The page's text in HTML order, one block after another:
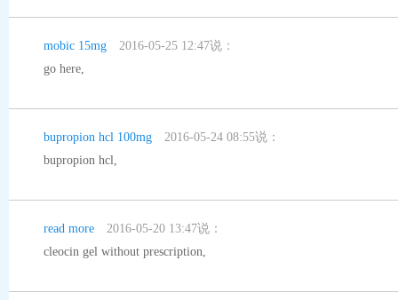
mobic 15mg
2016-05-25 12:47说：
go here,
bupropion hcl 100mg
2016-05-24 08:55说：
bupropion hcl,
read more
2016-05-20 13:47说：
cleocin gel without prescription,